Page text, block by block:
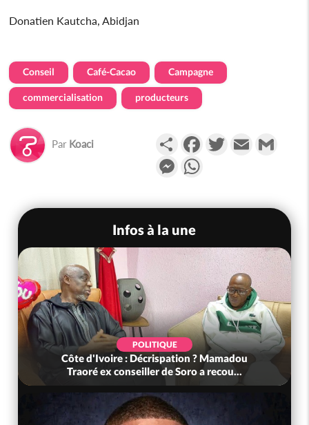
Donatien Kautcha, Abidjan
Conseil Café-Cacao Campagne
commercialisation producteurs
Par Koaci PartagerFacebookTwitterEmail
Messenger
Infos à la une
POLITIQUE
Côte d'Ivoire : Décrispation ? Mamadou
Traoré ex conseiller de Soro a recou...